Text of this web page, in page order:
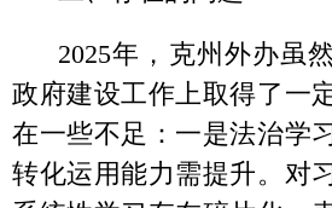
规模和专业能力与实际工作需
距，特别是基层外事部门法律
缺。
三、 2026年工作计划